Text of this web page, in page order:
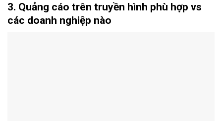
3. Quảng cáo trên truyền hình phù hợp vs
các doanh nghiệp nào